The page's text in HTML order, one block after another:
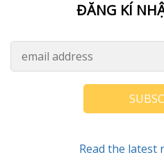
ĐĂNG KÍ
Read the